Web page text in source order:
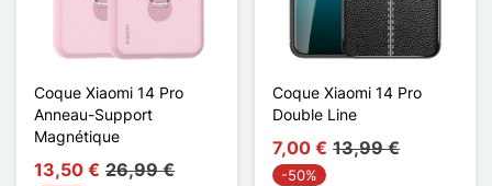
Coque Xiaomi 14 Pro
Anneau-Support
Magnétique
13,50 € 26,99 €
Coque Xiaomi 14 Pro
Double Line
7,00 € 13,99 €
-50%